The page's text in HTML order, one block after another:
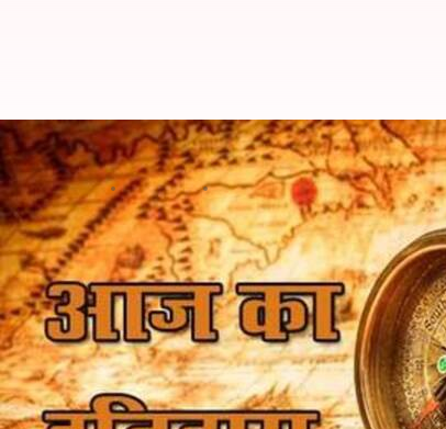
आज का इतिहास: 18 जून की
लेखन मोना दीक्षित Jun 18, 2019 09:01 am
क्या है खबर?
इतिहास एक ऐसा विषय हैं, जिसके बारें में सभी छात्रों
खास तौर पर अगर आप UPSC या अन्य किसी
इसलिए हम आपके लिए एक ऐसा लेख लाते हैं, जो